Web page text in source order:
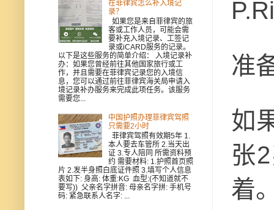
准
如
张
着
在菲律宾怎么补入境记
录？
如果您是来自菲律宾的旅
客或工作人员，可能会需
要补充入境记录、工签记
录或iCARD服务的记录。
以下是这些服务的简单介绍： 入境记录补
办：如果您曾经前往其他国家旅行或工
作，并且需要在菲律宾记录您的入境信
息，您可以通过前往菲律宾海关局申请入
境记录补办服务来完成此项任务。该服务
需要您...
中国护照办理菲律宾驾照
只需要2小时
菲律宾驾照有效期5年 1.
本人要去车管所 2.当天出
证 3.专人陪同 所需资料预
约 需要材料: 1.护照首页照
片 2.发半身照白底证件照 3.填写个人信息
表如下: 身高: 体重:KG 血型:(不知道就不
要写)) 父亲名字拼音: 母亲名字拼: 手机号
码: 紧急联系人名字: ...